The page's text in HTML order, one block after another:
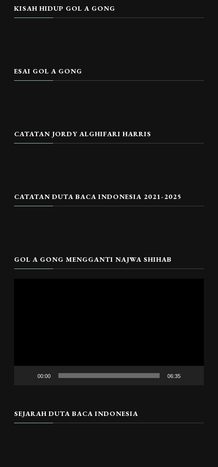
KISAH HIDUP GOL A GONG
ESAI GOL A GONG
CATATAN JORDY ALGHIFARI HARRIS
CATATAN DUTA BACA INDONESIA 2021-2025
GOL A GONG MENGGANTI NAJWA SHIHAB
00:00 06:35
SEJARAH DUTA BACA INDONESIA